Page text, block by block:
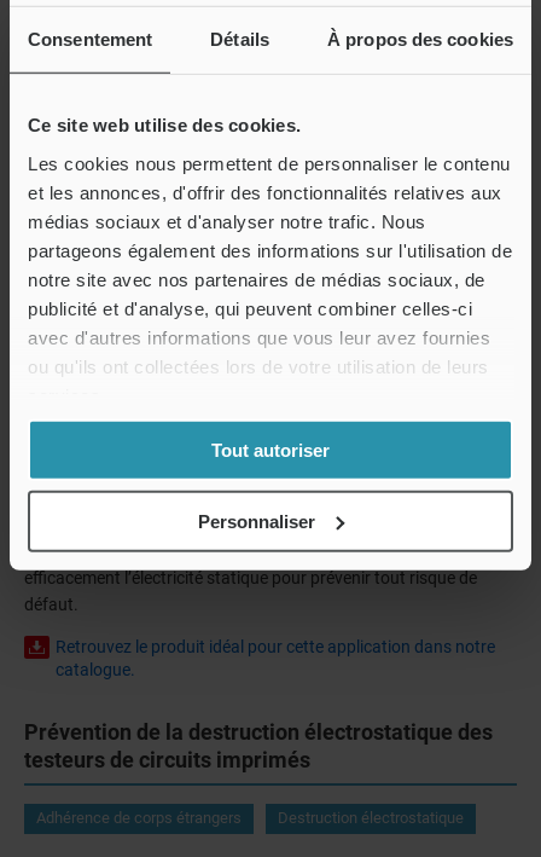
Consentement Détails À propos des cookies
Ce site web utilise des cookies.
Les cookies nous permettent de personnaliser le contenu
et les annonces, d'offrir des fonctionnalités relatives aux
médias sociaux et d'analyser notre trafic. Nous
partageons également des informations sur l'utilisation de
notre site avec nos partenaires de médias sociaux, de
publicité et d'analyse, qui peuvent combiner celles-ci
avec d'autres informations que vous leur avez fournies
ou qu'ils ont collectées lors de votre utilisation de leurs
Tout autoriser
Personnaliser
Lors du transfert, les circuits imprimés se chargent d’électricité
statique sous l’effet des contacts et séparations répété(e)s avec le
convoyeur. Des charges importantes risquent d’engendrer une
destruction électrostatique et l’adhérence de corps étrangers,
entraînant à leur tour des défauts de fabrication. L’ioniseur élimine
efficacement l’électricité statique pour prévenir tout risque de
défaut.
Retrouvez le produit idéal pour cette application dans notre
catalogue.
Prévention de la destruction électrostatique des
testeurs de circuits imprimés
Adhérence de corps étrangers Destruction électrostatique